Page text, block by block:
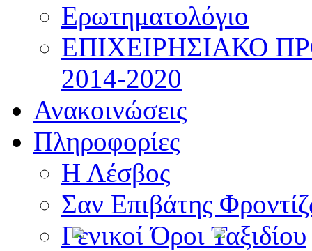
Ερωτηματολόγιο
ΕΠΙΧΕΙΡΗΣΙΑΚΟ
2014-2020
Ανακοινώσεις
Πληροφορίες
Η Λέσβος
Σαν Επιβάτης
Γενικοί Όροι Ταξιδίου